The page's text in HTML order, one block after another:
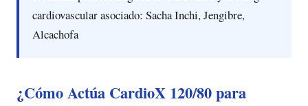
cardiovascular asociado: Sacha Inchi, Jengibre,
Alcachofa
¿Cómo Actúa CardioX 120/80 para